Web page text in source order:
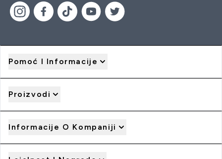
Pomoć I Informacije
Proizvodi
Informacije O Kompaniji